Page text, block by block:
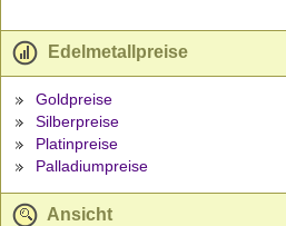
Edelmetallpreise
Goldpreise
Silberpreise
Platinpreise
Palladiumpreise
Ansicht